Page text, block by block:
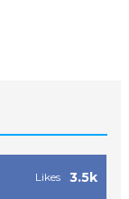
3.5k
Likes